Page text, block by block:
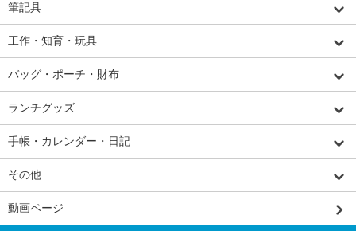
筆記具
工作・知育・玩具
バッグ・ポーチ・財布
ランチグッズ
手帳・カレンダー・日記
その他
動画ページ